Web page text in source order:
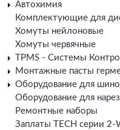
Автохимия
Комплектующие для
Хомуты нейлоновые
Хомуты червячные
TPMS - Системы
Монтажные пасты
Оборудование для
Оборудование для
Ремонтные наборы
Заплаты TECH серии 2-